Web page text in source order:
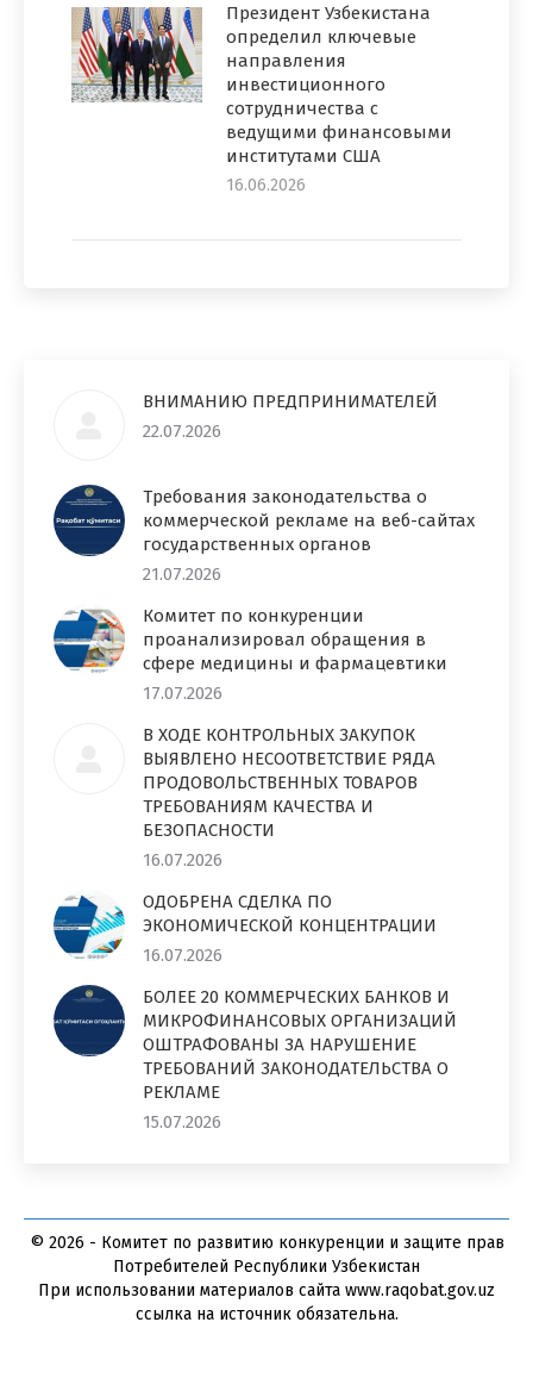
Президент Узбекистана
определил ключевые
направления
инвестиционного
сотрудничества с
ведущими финансовыми
институтами США
16.06.2026
ВНИМАНИЮ ПРЕДПРИНИМАТЕЛЕЙ
22.07.2026
Требования законодательства о
коммерческой рекламе на веб-сайтах
государственных органов
21.07.2026
Комитет по конкуренции
проанализировал обращения в
сфере медицины и фармацевтики
17.07.2026
В ХОДЕ КОНТРОЛЬНЫХ ЗАКУПОК
ВЫЯВЛЕНО НЕСООТВЕТСТВИЕ РЯДА
ПРОДОВОЛЬСТВЕННЫХ ТОВАРОВ
ТРЕБОВАНИЯМ КАЧЕСТВА И
БЕЗОПАСНОСТИ
16.07.2026
ОДОБРЕНА СДЕЛКА ПО
ЭКОНОМИЧЕСКОЙ КОНЦЕНТРАЦИИ
16.07.2026
БОЛЕЕ 20 КОММЕРЧЕСКИХ БАНКОВ И
МИКРОФИНАНСОВЫХ ОРГАНИЗАЦИЙ
ОШТРАФОВАНЫ ЗА НАРУШЕНИЕ
ТРЕБОВАНИЙ ЗАКОНОДАТЕЛЬСТВА О
РЕКЛАМЕ
15.07.2026
© 2026 - Комитет по развитию конкуренции и защите прав
Потребителей Республики Узбекистан
При использовании материалов сайта www.raqobat.gov.uz
ссылка на источник обязательна.